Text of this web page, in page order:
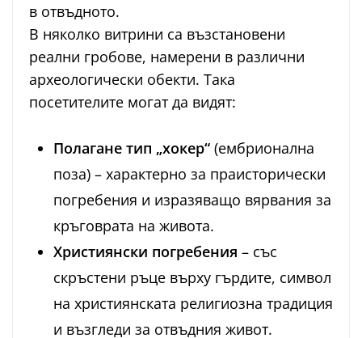
в отвъдното.
В няколко витрини са възстановени
реални гробове, намерени в различни
археологически обекти. Така
посетителите могат да видят:
Полагане тип „хокер“ (ембрионална
поза) – характерно за праисторически
погребения и изразяващо вярвания за
кръговрата на живота.
Християнски погребения – със
скръстени ръце върху гърдите, символ
на християнската религиозна традиция
и възгледи за отвъдния живот.